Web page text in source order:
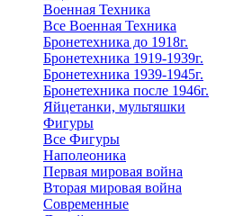
Военная Техника
Все Военная Техника
Бронетехника до 1918г.
Бронетехника 1919-1939г.
Бронетехника 1939-1945г.
Бронетехника после 1946г.
Яйцетанки, мультяшки
Фигуры
Все Фигуры
Наполеоника
Первая мировая война
Вторая мировая война
Современные